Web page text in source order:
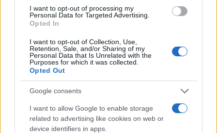
I want to opt-out of processing my
Personal Data for Targeted Advertising.
Opted In
I want to opt-out of Collection, Use,
Retention, Sale, and/or Sharing of my
Personal Data that Is Unrelated with the
Purposes for which it was collected.
Opted Out
Google consents
I want to allow Google to enable storage
related to advertising like cookies on web or
device identifiers in apps.
Thomas Lefevre · 6 Août 2026
CRYPTO-MONNAIES